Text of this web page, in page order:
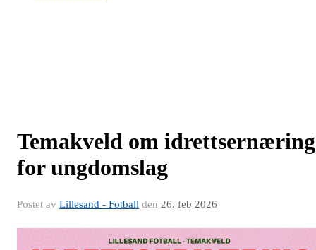
Temakveld om idrettsernæring
for ungdomslag
Postet av Lillesand - Fotball den 26. feb 2026